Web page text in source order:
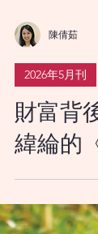
陳倩茹
2026年5月刊
財富背